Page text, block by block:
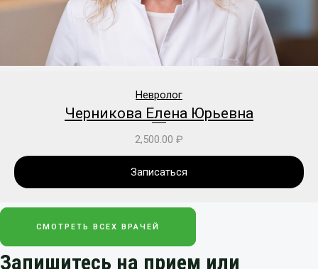
Невролог
Черникова Елена Юрьевна
2,500.00 ₽
Записаться
СМОТРЕТЬ ВСЕХ ВРАЧЕЙ
Запишитесь на прием или